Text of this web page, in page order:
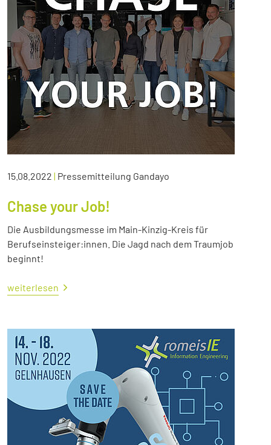
15.08.2022 | Pressemitteilung Gandayo
Chase your Job!
Die Ausbildungsmesse im Main-Kinzig-Kreis für
Berufseinsteiger:innen. Die Jagd nach dem Traumjob
beginnt!
weiterlesen